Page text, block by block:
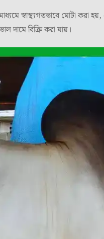
স্বাস্থ্যগতভাবে মোটা করা
দামে বিক্রি করা যায়।